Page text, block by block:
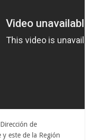
de
este de la Región